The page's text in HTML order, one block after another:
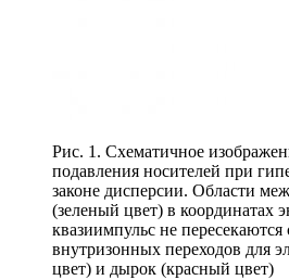
Рис. 1. Схематичное
подавления носителей при
законе дисперсии. Области
(зеленый цвет) в координатах
квазиимпульс не пересекаются
внутризонных переходов для
цвет) и дырок (красный цвет)